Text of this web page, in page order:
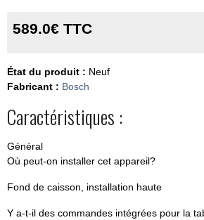
589.0€ TTC
État du produit : Neuf
Fabricant : Bosch
Caractéristiques :
Général
Où peut-on installer cet appareil?
Fond de caisson, installation haute
Y a-t-il des commandes intégrées pour la